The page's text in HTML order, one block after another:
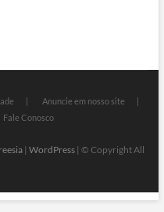
Anuncie em nosso site
Fale Conosco
| WordPress| © Copyright All